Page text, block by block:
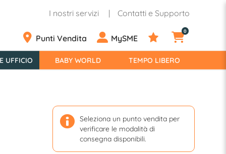
I nostri servizi Contatti e Supporto
Punti Vendita MySME
0
UFFICIO BABY WORLD TEMPO LIBERO
Seleziona un punto vendita per
verificare le modalità di
consegna disponibili.